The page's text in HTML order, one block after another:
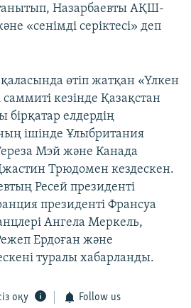
Назарбаевты АҚШ-
«сенімді серіктесі» деп
өтіп жатқан «Үлкен
кезінде Қазақстан
бірқатар елдердің
ішінде Ұлыбритания
Мэй және Канада
Трюдомен кездескен.
Ресей президенті
президенті Франсуа
Ангела Меркель,
Ердоған және
туралы хабарланды.
оқу Follow us